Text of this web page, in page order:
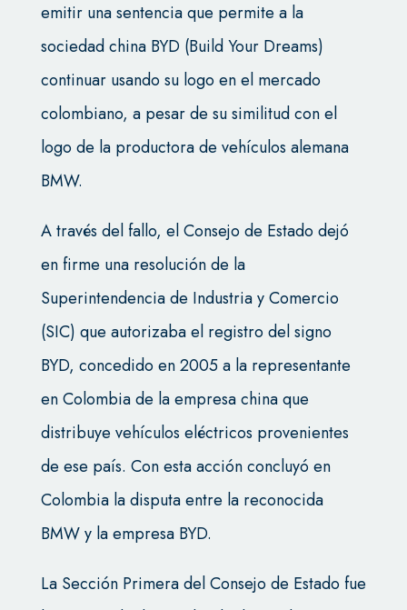
emitir una sentencia que permite a la
sociedad china BYD (Build Your Dreams)
continuar usando su logo en el mercado
colombiano, a pesar de su similitud con el
logo de la productora de vehículos alemana
BMW.
A través del fallo, el Consejo de Estado dejó
en firme una resolución de la
Superintendencia de Industria y Comercio
(SIC) que autorizaba el registro del signo
BYD, concedido en 2005 a la representante
en Colombia de la empresa china que
distribuye vehículos eléctricos provenientes
de ese país. Con esta acción concluyó en
Colombia la disputa entre la reconocida
BMW y la empresa BYD.
La Sección Primera del Consejo de Estado fue